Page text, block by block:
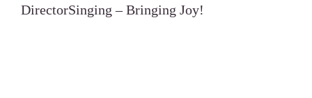
DirectorSinging – Bringing Joy!